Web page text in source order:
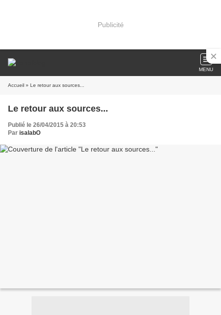
Publicité
MENU
Accueil » Le retour aux sources...
Le retour aux sources...
Publié le 26/04/2015 à 20:53
Par isalabO